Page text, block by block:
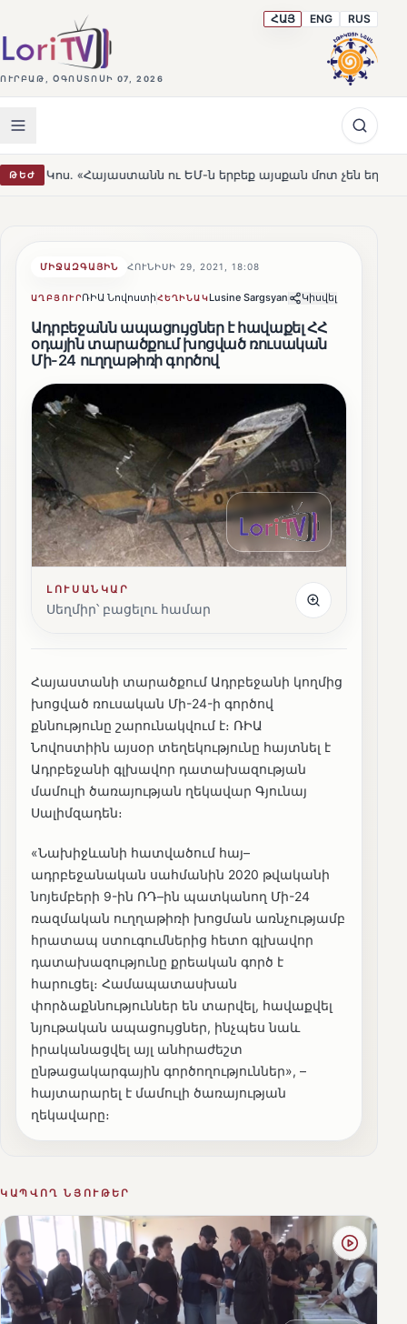
ՈՒՐԲԱԹ, ՕԳՈՍՏՈՍԻ 07, 2026
ՀԱՅ ENG RUS
ԹԵԺ ու ԵՄ-ն երբեք այսքան մոտ չեն եղել» HOT
ՄԻՋԱԶԳԱՅԻՆ ՀՈՒՆԻՍԻ 29, 2021, 18:08
ԱՂԲՅՈՒՐՌԻԱ ՆովոստիՀԵՂԻՆԱԿLusine Sargsyan Կիսվել
Ադրբեջանն ապացույցներ է հավաքել ՀՀ
օդային տարածքում խոցված ռուսական
Մի-24 ուղղաթիռի գործով
ԼՈՒՍԱՆԿԱՐ
Սեղմիր՝ բացելու համար
Հայաստանի տարածքում Ադրբեջանի կողմից
խոցված ռուսական Մի-24-ի գործով
քննությունը շարունակվում է։ ՌԻԱ
Նովոստիին այսօր տեղեկությունը հայտնել է
Ադրբեջանի գլխավոր դատախազության
մամուլի ծառայության ղեկավար Գյունայ
Սալիմզադեն։
«Նախիջևանի հատվածում հայ–
ադրբեջանական սահմանին 2020 թվականի
նոյեմբերի 9-ին ՌԴ–ին պատկանող Մի-24
ռազմական ուղղաթիռի խոցման առնչությամբ
հրատապ ստուգումներից հետո գլխավոր
դատախազությունը քրեական գործ է
հարուցել։ Համապատասխան
փորձաքննություններ են տարվել, հավաքվել
նյութական ապացույցներ, ինչպես նաև
իրականացվել այլ անհրաժեշտ
ընթացակարգային գործողություններ», –
հայտարարել է մամուլի ծառայության
ղեկավարը։
ԿԱՊՎՈՂ ՆՅՈՒԹԵՐ